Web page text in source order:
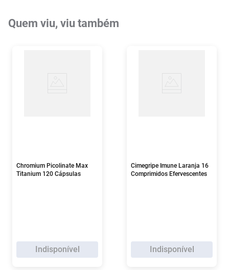
Quem viu, viu também
Chromium Picolinate Max
Titanium 120 Cápsulas
Indisponível
Cimegripe Imune Laranja 16
Comprimidos Efervescentes
Indisponível